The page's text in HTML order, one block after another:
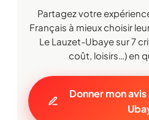
Partagez votre
Français à mieux choisir
Le Lauzet-Ubaye sur 7
coût, loisirs…) en
Donner mon